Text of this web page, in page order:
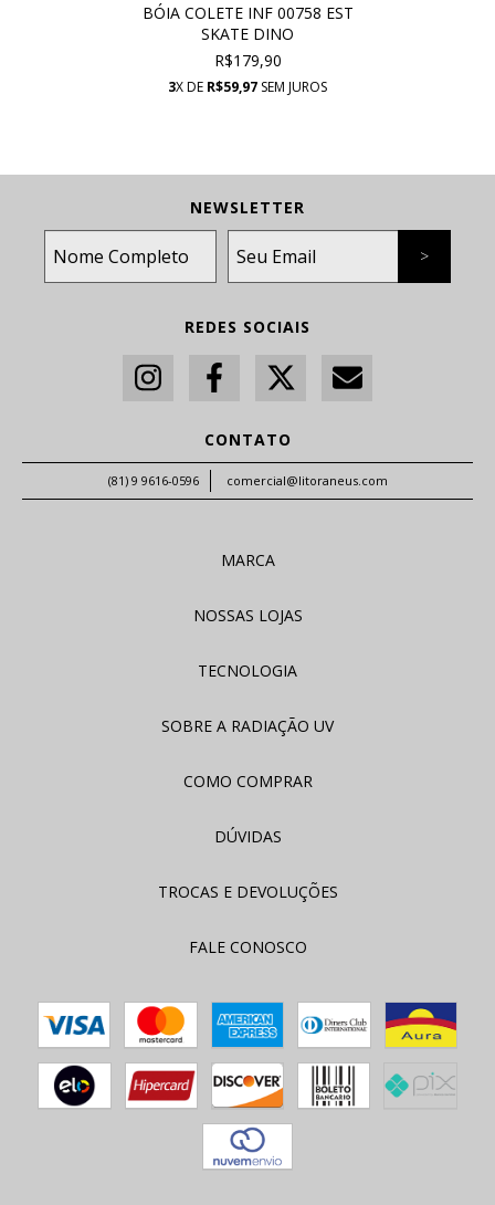
BÓIA COLETE INF 00758 EST
SKATE DINO
R$179,90
3X DE R$59,97 SEM JUROS
NEWSLETTER
REDES SOCIAIS
CONTATO
(81) 9 9616-0596 comercial@litoraneus.com
MARCA
NOSSAS LOJAS
TECNOLOGIA
SOBRE A RADIAÇÃO UV
COMO COMPRAR
DÚVIDAS
TROCAS E DEVOLUÇÕES
FALE CONOSCO